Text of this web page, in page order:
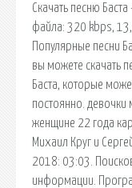
Скачать песню
файла: 320 kbps,
Популярные песни
вы можете скачать
Баста, которые
постоянно.
женщине 22 года
Михаил Круг и
2018: 03:03.
информации.